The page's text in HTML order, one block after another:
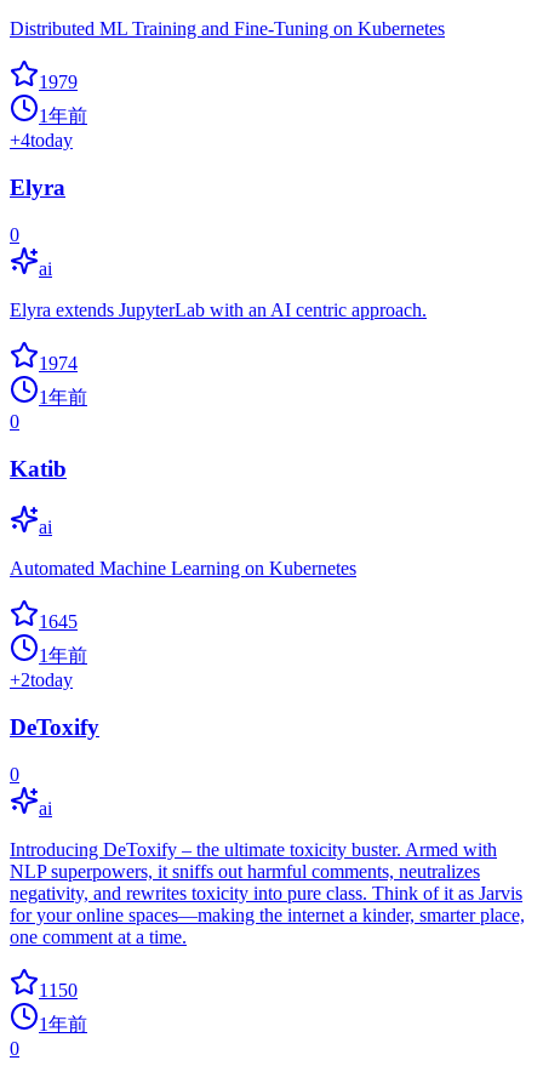
Distributed ML Training and Fine-Tuning on Kubernetes
1979
1年前
+4today
Elyra
0
ai
Elyra extends JupyterLab with an AI centric approach.
1974
1年前
0
Katib
ai
Automated Machine Learning on Kubernetes
1645
1年前
+2today
DeToxify
0
ai
Introducing DeToxify – the ultimate toxicity buster. Armed with
NLP superpowers, it sniffs out harmful comments, neutralizes
negativity, and rewrites toxicity into pure class. Think of it as Jarvis
for your online spaces—making the internet a kinder, smarter place,
one comment at a time.
1150
1年前
0